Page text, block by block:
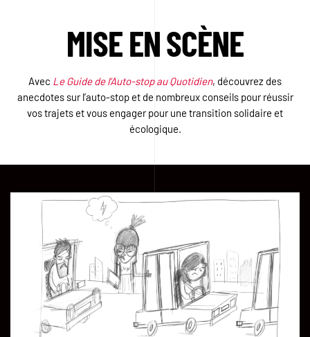
MISE EN SCÈNE
Avec Le Guide de l’Auto-stop au Quotidien, découvrez des
anecdotes sur l’auto-stop et de nombreux conseils pour réussir
vos trajets et vous engager pour une transition solidaire et
écologique.